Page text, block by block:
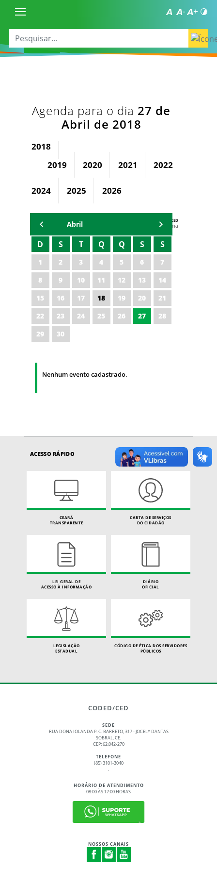
Agenda para o dia 27 de
Abril de 2018
2018
2019
2020 2021 2022
2024 2025 2026
AGENDA DA CODED/CED
Vagna Lima
Abril
D S T Q Q S S
1 2 3 4 5 6
7
8
9 10 11 12 13
14
15
16 17 18 19 20
21
22
23 24 25 26 27
28
29
30
Nenhum evento cadastrado.
ACESSO RÁPIDO
CEARÁ
TRANSPARENTE
CARTA DE SERVIÇOS
DO CIDADÃO
LEI GERAL DE
ACESSO À INFORMAÇÃO
DIÁRIO
OFICIAL
LEGISLAÇÃO
ESTADUAL
CÓDIGO DE ÉTICA DOS SERVIDORES
PÚBLICOS
CODED/CED
SEDE
RUA DONA IOLANDA P. C. BARRETO, 317 - JOCELY DANTAS
SOBRAL, CE.
CEP: 62.042-270
TELEFONE
(85) 3101-3040
.
HORÁRIO DE ATENDIMENTO
08:00 ÀS 17:00 HORAS
NOSSOS CANAIS